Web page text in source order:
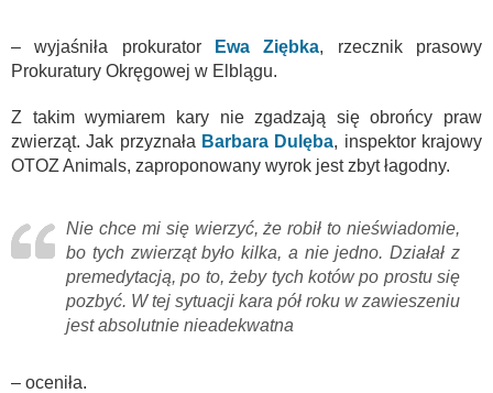
– wyjaśniła prokurator Ewa Ziębka, rzecznik prasowy
Prokuratury Okręgowej w Elblągu.
Z takim wymiarem kary nie zgadzają się obrońcy praw
zwierząt. Jak przyznała Barbara Dulęba, inspektor krajowy
OTOZ Animals, zaproponowany wyrok jest zbyt łagodny.
Nie chce mi się wierzyć, że robił to nieświadomie,
bo tych zwierząt było kilka, a nie jedno. Działał z
premedytacją, po to, żeby tych kotów po prostu się
pozbyć. W tej sytuacji kara pół roku w zawieszeniu
jest absolutnie nieadekwatna
– oceniła.